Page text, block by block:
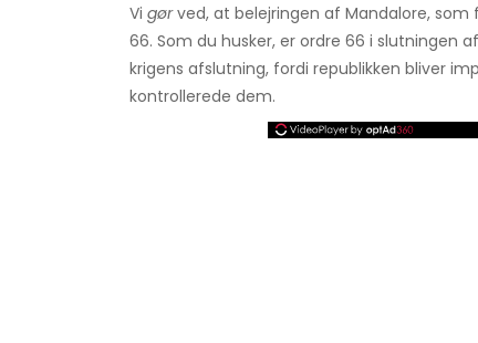
Vi gørved, at belejringen af ​​Mandalore,
66. Som du husker, er ordre 66 i slutningen af
krigens afslutning, fordi republikken bliver
kontrollerede dem.